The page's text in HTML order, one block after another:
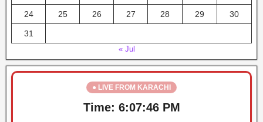
24 25 26 27 28 29 30
31
« Jul
● LIVE FROM KARACHI
Time: 6:07:47 PM